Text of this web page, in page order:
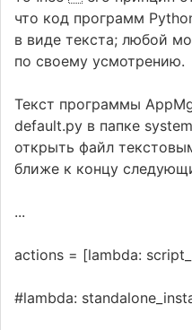
что код программ
в виде текста; любой
по своему усмотрению.
Текст программы
default.py в папке
открыть файл
ближе к концу
...
actions = [lambda:
#lambda: